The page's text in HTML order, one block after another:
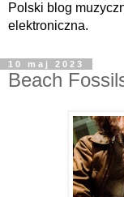
Polski blog
elektroniczna.
10 maj 2023
Beach